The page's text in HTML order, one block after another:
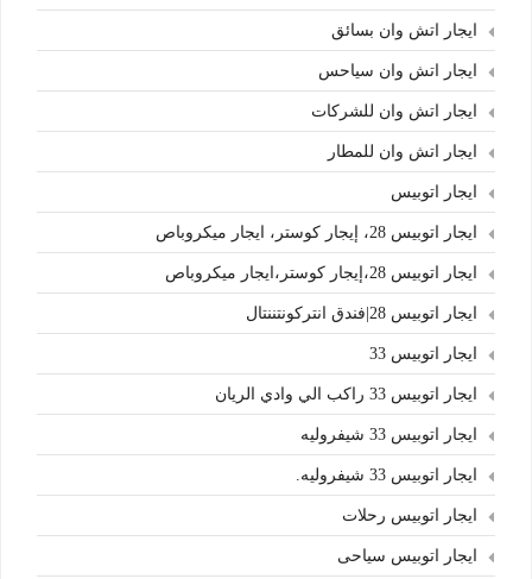
ايجار اتش وان بسائق
ايجار اتش وان سياحس
ايجار اتش وان للشركات
ايجار اتش وان للمطار
ايجار اتوبيس
ايجار اتوبيس 28، إيجار كوستر، ايجار ميكروباص
ايجار اتوبيس 28،إيجار كوستر،ايجار ميكروباص
ايجار اتوبيس 28|فندق انتركونتننتال
ايجار اتوبيس 33
ايجار اتوبيس 33 راكب الي وادي الريان
ايجار اتوبيس 33 شيفروليه
ايجار اتوبيس 33 شيفروليه.
ايجار اتوبيس رحلات
ايجار اتوبيس سياحى